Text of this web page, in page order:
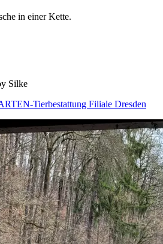
in einer Kette.
Silke
Tierbestattung Filiale Dresden